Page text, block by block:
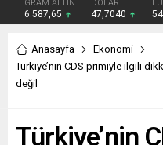
GRAM ALTIN
6.587,65
DOLAR
47,7040
Anasayfa
Ekonomi
Türkiye’nin CDS primiyle ilgili
değil
Türkiye’nin